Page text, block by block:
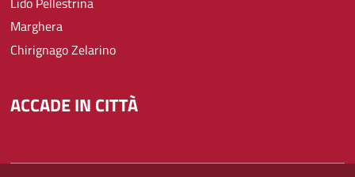
Marghera
Chirignago Zelarino
ACCADE IN CITTÀ